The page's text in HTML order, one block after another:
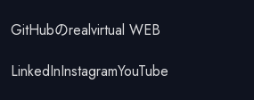
GitHubのrealvirtual WEB
LinkedInInstagramYouTube